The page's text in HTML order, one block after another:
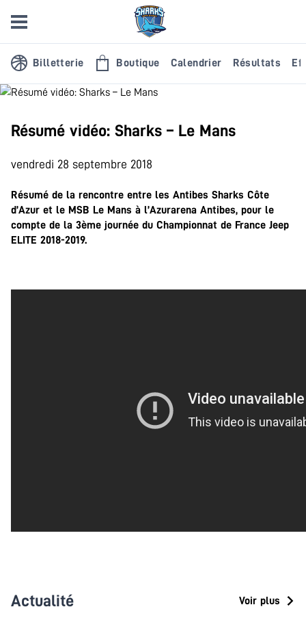
Billetterie Boutique Calendrier Résultats
Résumé vidéo: Sharks – Le Mans
vendredi 28 septembre 2018
Résumé de la rencontre entre les Antibes Sharks Côte
d’Azur et le MSB Le Mans à l’Azurarena Antibes, pour le
compte de la 3ème journée du Championnat de France Jeep
ELITE 2018-2019.
Actualité Voir plus